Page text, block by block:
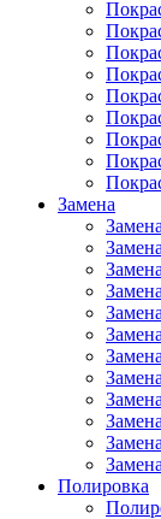
Замена
Полировка